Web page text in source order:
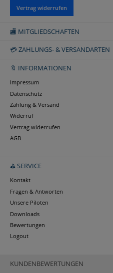
Vertrag widerrufen
🏬 MITGLIEDSCHAFTEN
💳 ZAHLUNGS- & VERSANDARTEN
🔖 INFORMATIONEN
Impressum
Datenschutz
Zahlung & Versand
Widerruf
Vertrag widerrufen
AGB
⛳ SERVICE
Kontakt
Fragen & Antworten
Unsere Piloten
Downloads
Bewertungen
Logout
KUNDENBEWERTUNGEN